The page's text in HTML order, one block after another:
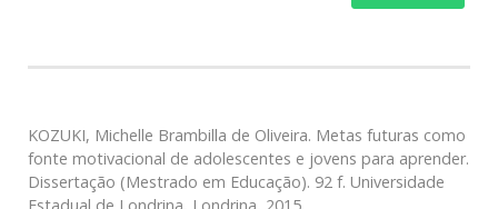
KOZUKI, Michelle Brambilla de Oliveira. Metas futuras como
fonte motivacional de adolescentes e jovens para aprender.
Dissertação (Mestrado em Educação). 92 f. Universidade